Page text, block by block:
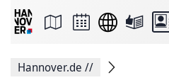
Seite
Facebook
Hannover.de //